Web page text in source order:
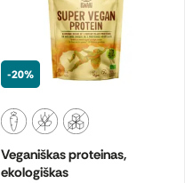
-20%
Veganiškas proteinas,
ekologiškas